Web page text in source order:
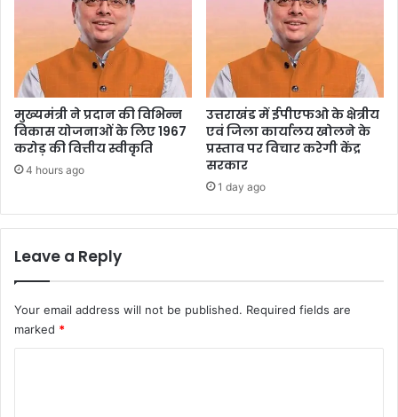
मुख्यमंत्री ने प्रदान की विभिन्न
विकास योजनाओं के लिए 1967
करोड़ की वित्तीय स्वीकृति
4 hours ago
उत्तराखंड में ईपीएफओ के क्षेत्रीय
एवं जिला कार्यालय खोलने के
प्रस्ताव पर विचार करेगी केंद्र
सरकार
1 day ago
Leave a Reply
Your email address will not be published. Required fields are
marked *